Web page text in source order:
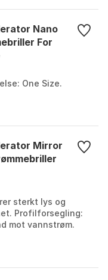
Nano
For
One Size.
Mirror
sterkt lys og
Profilforsegling:
mot vannstrøm.